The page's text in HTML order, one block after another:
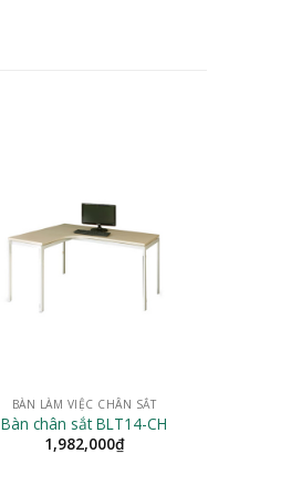
BÀN LÀM VIỆC CHÂN SẮT
Bàn chân sắt BLT14-CH
1,982,000₫